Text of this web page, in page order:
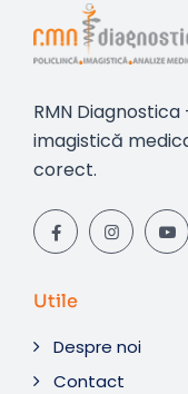
RMN
imagistică
corect.
Utile
Despre noi
Contact